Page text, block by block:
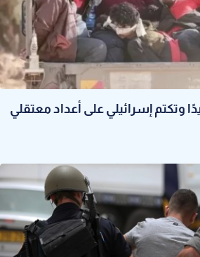
52 شهيدًا وتكتم إسرائيلي على أعداد معتقلي